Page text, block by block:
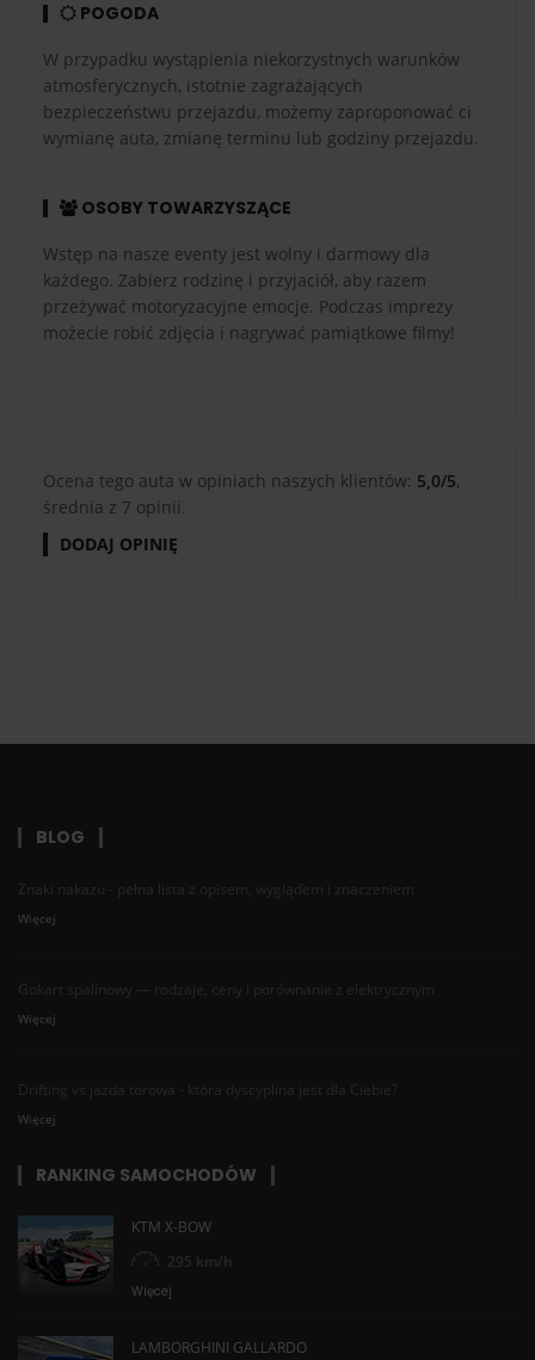
POGODA
W przypadku wystąpienia niekorzystnych warunków
atmosferycznych, istotnie zagrażających
bezpieczeństwu przejazdu, możemy zaproponować ci
wymianę auta, zmianę terminu lub godziny przejazdu.
OSOBY TOWARZYSZĄCE
Wstęp na nasze eventy jest wolny i darmowy dla
każdego. Zabierz rodzinę i przyjaciół, aby razem
przeżywać motoryzacyjne emocje. Podczas imprezy
możecie robić zdjęcia i nagrywać pamiątkowe filmy!
Ocena tego auta w opiniach naszych klientów: 5,0/5,
średnia z 7 opinii.
DODAJ OPINIĘ
BLOG
Znaki nakazu - pełna lista z opisem, wyglądem i znaczeniem
Więcej
Gokart spalinowy — rodzaje, ceny i porównanie z elektrycznym
Więcej
Drifting vs jazda torowa - która dyscyplina jest dla Ciebie?
Więcej
RANKING SAMOCHODÓW
KTM X-BOW
295 km/h
Więcej
LAMBORGHINI GALLARDO